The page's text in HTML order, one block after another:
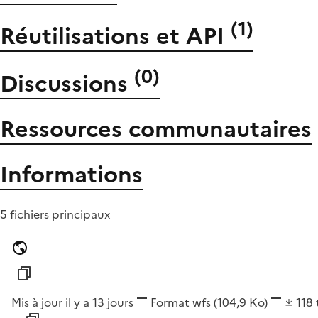
Réutilisations et API (1)
Discussions (0)
Ressources communautaires
Informations
5 fichiers principaux
Mis à jour il y a 13 jours Format wfs(104,9 Ko) 118